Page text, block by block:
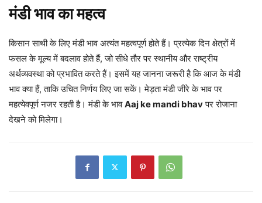
मंडी भाव का महत्व
किसान साथी के लिए मंडी भाव अत्यंत महत्वपूर्ण होते हैं। प्रत्येक दिन क्षेत्रों में
फसल के मूल्य में बदलाव होते हैं, जो सीधे तौर पर स्थानीय और राष्ट्रीय
अर्थव्यवस्था को प्रभावित करते हैं। इसमें यह जानना जरूरी है कि आज के मंडी
भाव क्या हैं, ताकि उचित निर्णय लिए जा सकें। मेड़ता मंडी जीरे के भाव पर
महत्येवपूर्ण नजर रहती है। मंडी के भावAaj ke mandi bhavपर रोजाना
देखने को मिलेगा।